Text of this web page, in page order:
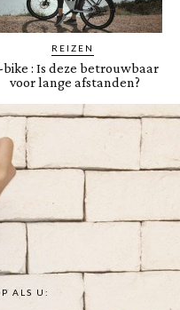
REIZEN
bike : Is deze betrouwbaar
voor lange afstanden?
ALS U: